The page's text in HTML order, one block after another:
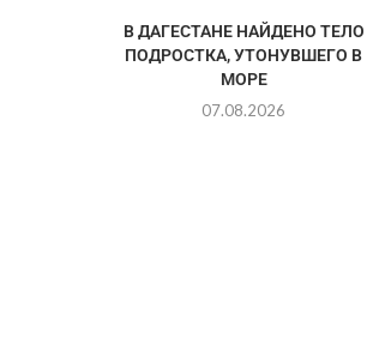
В ДАГЕСТАНЕ НАЙДЕНО ТЕЛО
ПОДРОСТКА, УТОНУВШЕГО В
МОРЕ
07.08.2026